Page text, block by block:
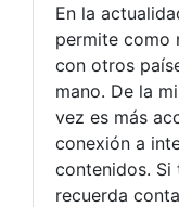
En la
permite como
con otros
mano. De la
vez es más
conexión a
contenidos. Si
recuerda